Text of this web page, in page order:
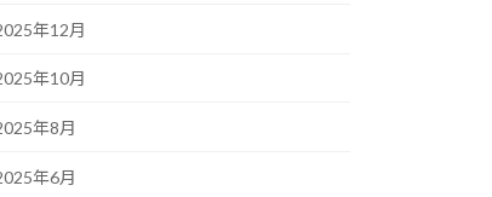
年12月
年10月
年8月
年6月